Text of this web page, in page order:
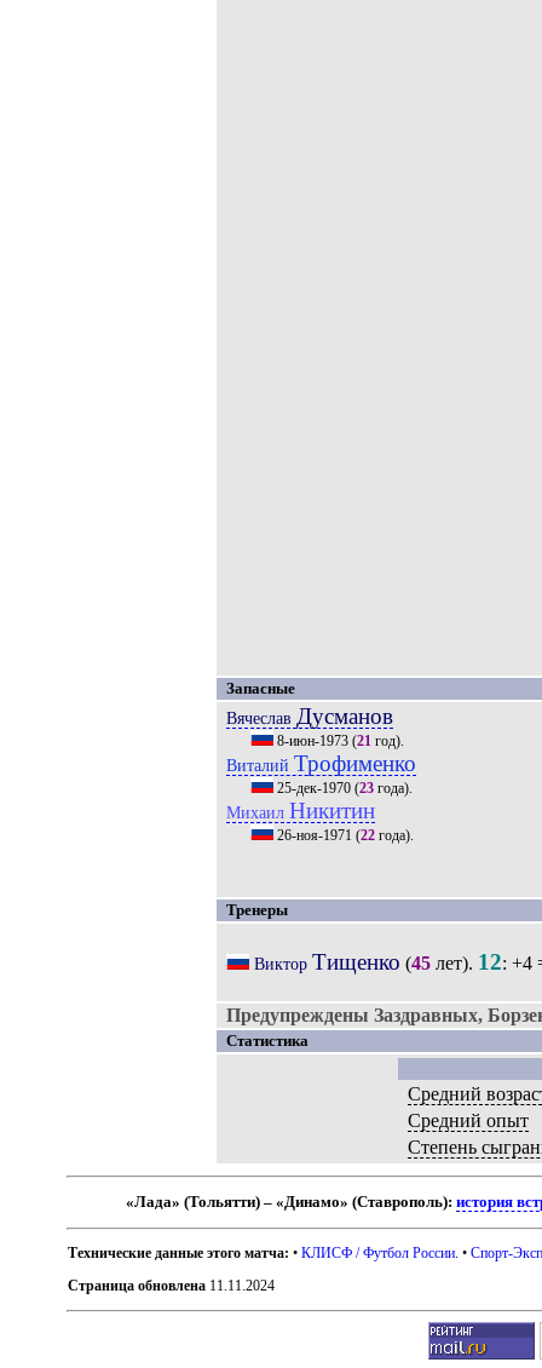
Запасные
Вячеслав Дусманов
8-июн-1973(21год).
Виталий Трофименко
25-дек-1970(23года).
Михаил Никитин
26-ноя-1971 (22года).
Тренеры
Виктор Тищенко (45лет). 12: +4
Предупреждены Заздравных,
Статистика
Средний
Средний опыт
Степень
«Лада» (Тольятти) – «Динамо» (Ставрополь):история
Технические данные этого матча: •КЛИСФ / Футбол России . •Спорт-
Страница обновлена 11.11.2024